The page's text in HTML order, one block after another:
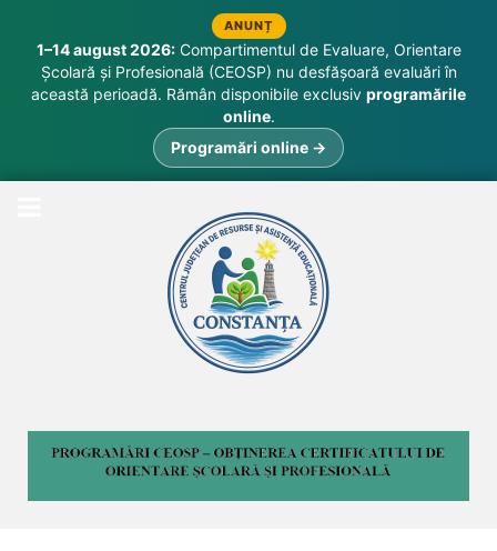
ANUNȚ
1–14 august 2026:Compartimentul de Evaluare, Orientare
Școlară și Profesională (CEOSP) nu desfășoară evaluări în
această perioadă. Rămân disponibile exclusiv programările
online.
Programări online →